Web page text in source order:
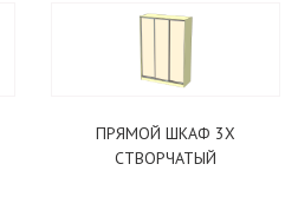
ПРЯМОЙ ШКАФ 3Х
СТВОРЧАТЫЙ